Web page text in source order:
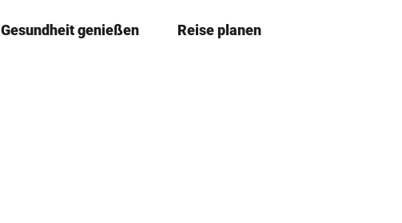
Gesundheit genießen Reise planen